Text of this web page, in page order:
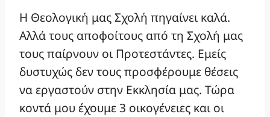
Η Θεολογική μας Σχολή πηγαίνει καλά.
Αλλά τους αποφοίτους από τη Σχολή μας
τους παίρνουν οι Προτεστάντες. Εμείς
δυστυχώς δεν τους προσφέρουμε θέσεις
να εργαστούν στην Εκκλησία μας. Τώρα
κοντά μου έχουμε 3 οικογένειες και οι